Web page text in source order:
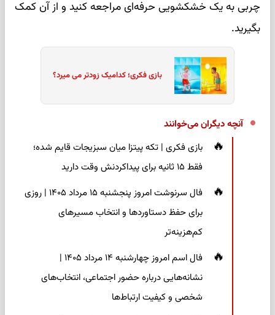
چربی به یک خشکشویی حرفه‌ای مراجعه کنید و از آن کمک
بگیرید.
بازی فکری؛ کدامیک زودتر می میرد؟
آنچه دیگران می‌خوانند
بازی فکری | تکه پیتزا میان سبزیجات قایم شده؛
فقط ۱۵ ثانیه برای پیداکردنش وقت دارید
فال سرنوشت امروز پنجشنبه ۱۵ مرداد ۱۴۰۵ | روزی
برای حفظ دستاوردها و انتخاب مسیرهای
کم‌هزینه‌تر
فال اسم امروز چهارشنبه ۱۴ مرداد ۱۴۰۵ |
نشانه‌هایی درباره حضور اجتماعی، انتخاب‌های
شخصی و کیفیت ارتباط‌ها